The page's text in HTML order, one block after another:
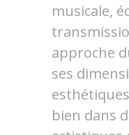
musicale,
approche
ses
bien dans